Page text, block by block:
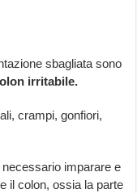
sbagliata sono
irritabile.
crampi, gonfiori,
necessario imparare e
il colon, ossia la parte